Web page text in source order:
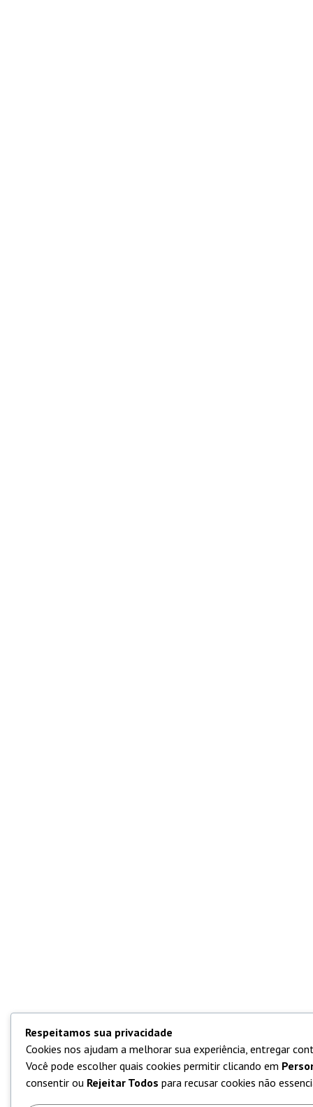
Respeitamos sua privacidade
Cookies nos ajudam a melhorar sua experiência, entregar
Você pode escolher quais cookies permitir clicando em
consentir ou Rejeitar Todos para recusar cookies não